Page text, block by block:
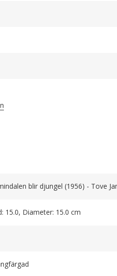
blir djungel (1956) - Tove
15.0, Diameter: 15.0 cm